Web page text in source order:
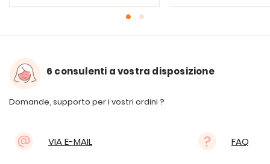
6 consulenti a vostra disposizione
Domande, supporto per i vostri ordini ?
VIA E-MAIL FAQ